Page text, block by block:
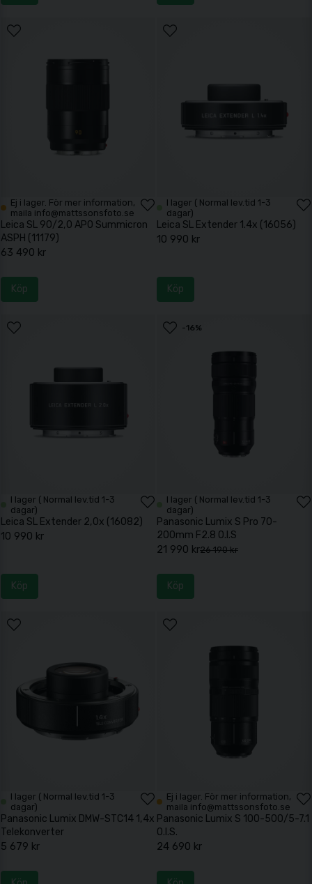
Ej i lager. För mer information,
maila info@mattssonsfoto.se
Leica SL 90/2,0 APO Summicron
ASPH (11179)
63 490 kr
Köp
I lager ( Normal lev.tid 1-3
dagar)
Leica SL Extender 1.4x (16056)
10 990 kr
Köp
I lager ( Normal lev.tid 1-3
dagar)
Leica SL Extender 2,0x (16082)
10 990 kr
Köp
I lager ( Normal lev.tid 1-3
dagar)
Panasonic Lumix S Pro 70-
200mm F2.8 O.I.S
26 190 kr
21 990 kr
Köp
-16%
I lager ( Normal lev.tid 1-3
dagar)
Panasonic Lumix DMW-STC14 1,4x
Telekonverter
5 679 kr
Ej i lager. För mer information,
maila info@mattssonsfoto.se
Panasonic Lumix S 100-500/5-7.1
O.I.S.
24 690 kr